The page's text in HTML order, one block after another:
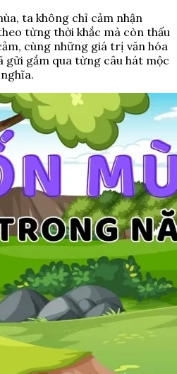
ta không chỉ cảm nhận
từng thời khắc mà còn thấu
cùng những giá trị văn hóa
gửi gắm qua từng câu hát mộc